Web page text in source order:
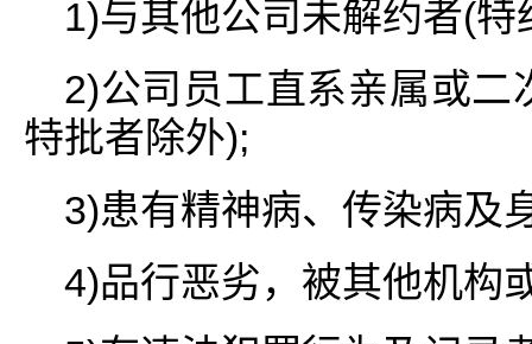
1)与其他公司未解约者(
2)公司员工直系亲属或
特批者除外);
3)患有精神病、传染病及
4)品行恶劣，被其他机构